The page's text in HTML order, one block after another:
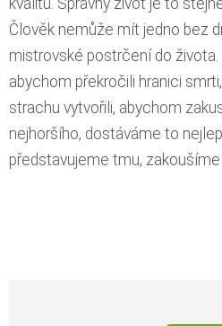
kvalitu. Správný život je to
Člověk nemůže mít jedno bez
mistrovské postrčení do života.
abychom překročili hranici
strachu vytvořili, abychom
nejhoršího, dostáváme to
představujeme tmu,